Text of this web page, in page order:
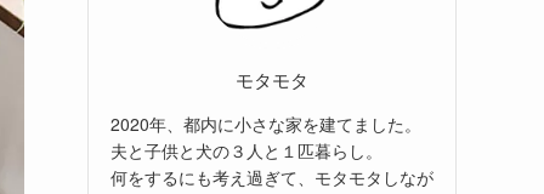
モタモタ
2020年、都内に小さな家を建てました。
夫と子供と犬の３人と１匹暮らし。
何をするにも考え過ぎて、モタモタしなが